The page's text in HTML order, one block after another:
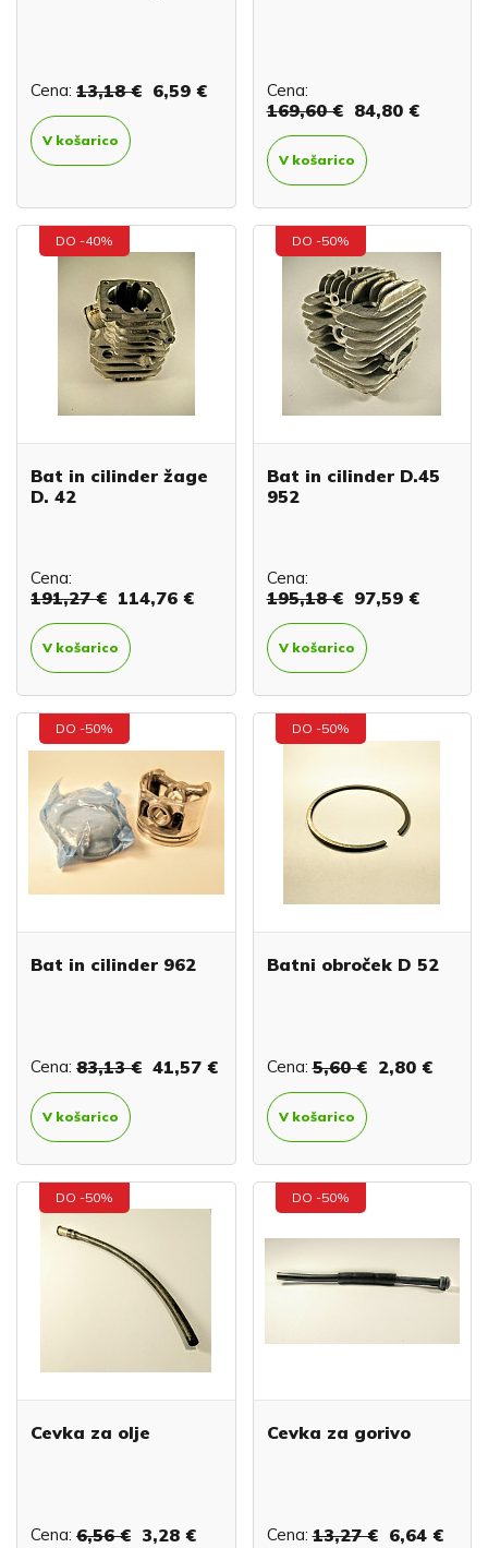
Cena: 13,18 € 6,59 €
V košarico
Cena:
169,60 € 84,80 €
V košarico
DO -40%
Bat in cilinder žage
D. 42
Cena:
191,27 € 114,76 €
V košarico
DO -50%
Bat in cilinder D.45
952
Cena:
195,18 € 97,59 €
V košarico
DO -50%
Bat in cilinder 962
Cena: 83,13 € 41,57 €
V košarico
DO -50%
Batni obroček D 52
Cena: 5,60 € 2,80 €
V košarico
DO -50%
Cevka za olje
Cena: 6,56 € 3,28 €
DO -50%
Cevka za gorivo
Cena: 13,27 € 6,64 €